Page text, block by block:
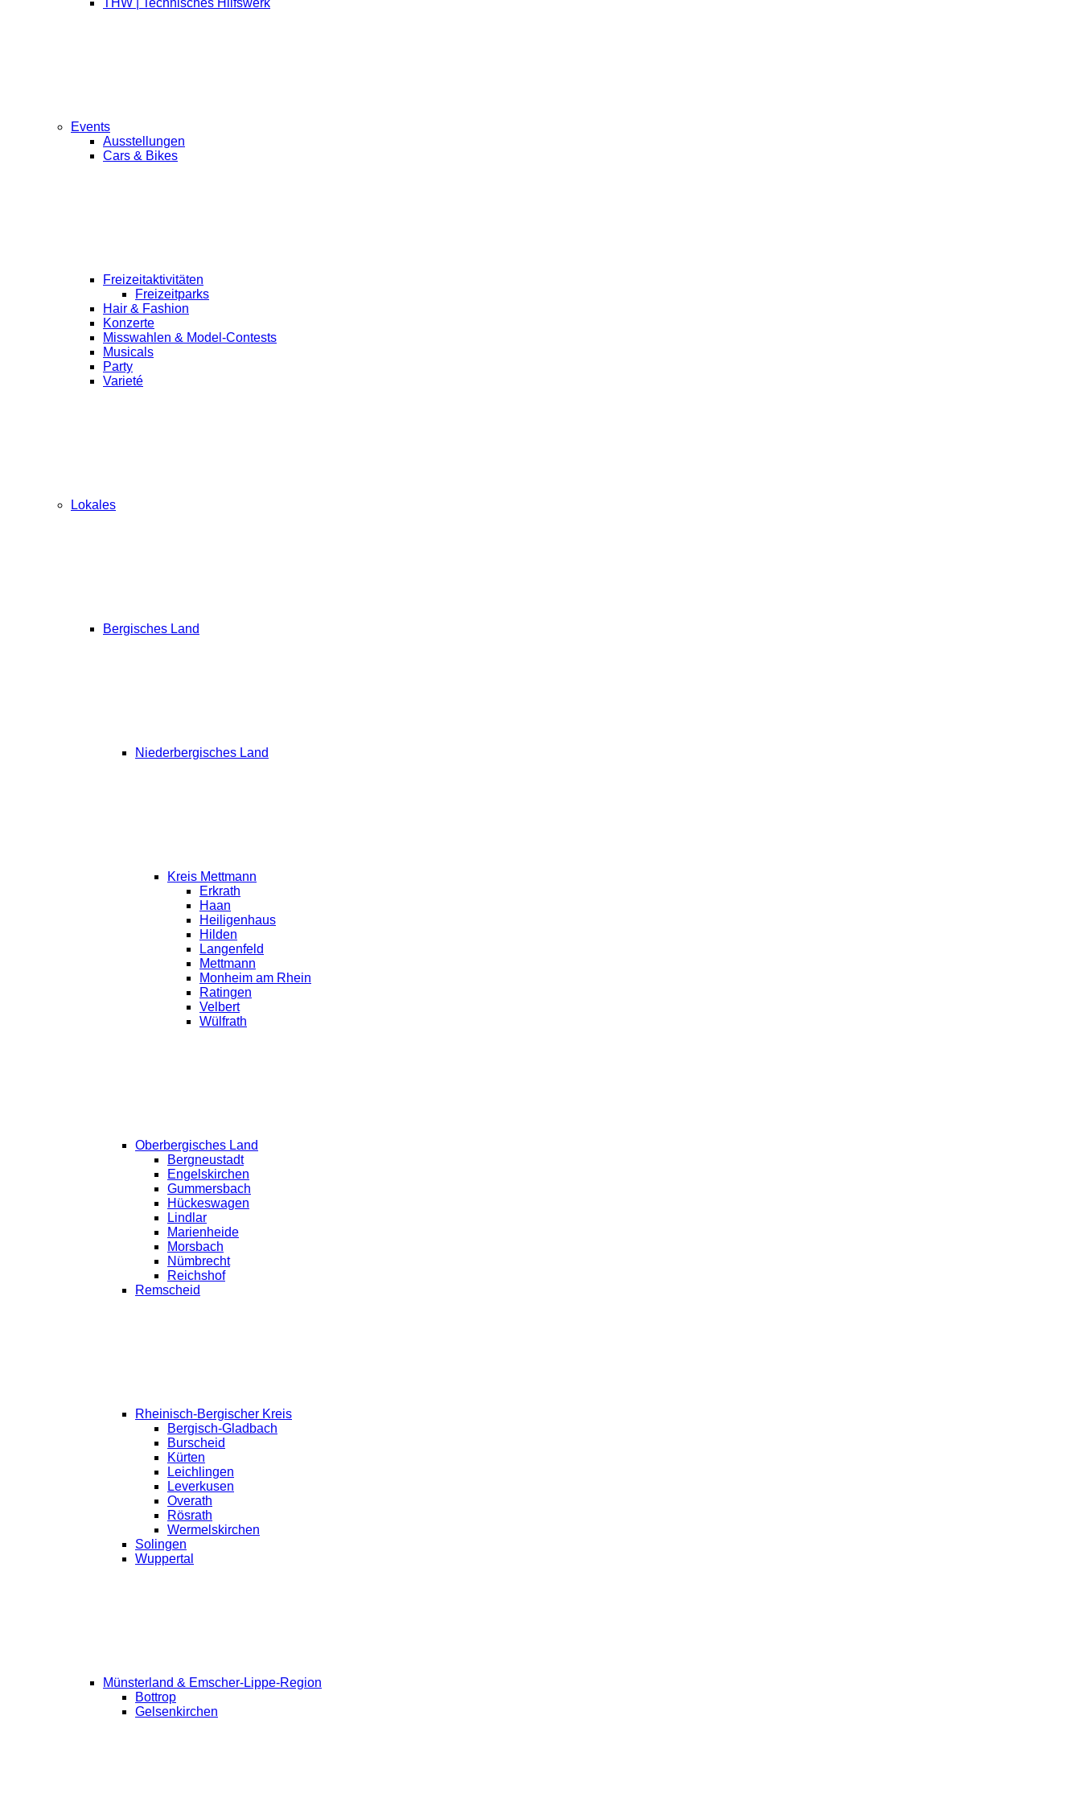
THW | Technisches Hilfswerk
Events
Ausstellungen
Cars & Bikes
Freizeitaktivitäten
Freizeitparks
Hair & Fashion
Konzerte
Misswahlen & Model-Contests
Musicals
Party
Varieté
Lokales
Bergisches Land
Niederbergisches Land
Kreis Mettmann
Erkrath
Haan
Heiligenhaus
Hilden
Langenfeld
Mettmann
Monheim am Rhein
Ratingen
Velbert
Wülfrath
Oberbergisches Land
Bergneustadt
Engelskirchen
Gummersbach
Hückeswagen
Lindlar
Marienheide
Morsbach
Nümbrecht
Reichshof
Remscheid
Rheinisch-Bergischer Kreis
Bergisch-Gladbach
Burscheid
Kürten
Leichlingen
Leverkusen
Overath
Rösrath
Wermelskirchen
Solingen
Wuppertal
Münsterland & Emscher-Lippe-Region
Bottrop
Gelsenkirchen